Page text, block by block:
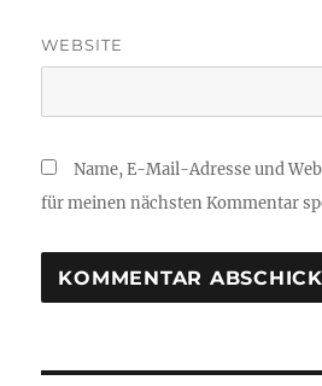
WEBSITE
Name, E-Mail-Adresse und
für meinen nächsten Kommentar